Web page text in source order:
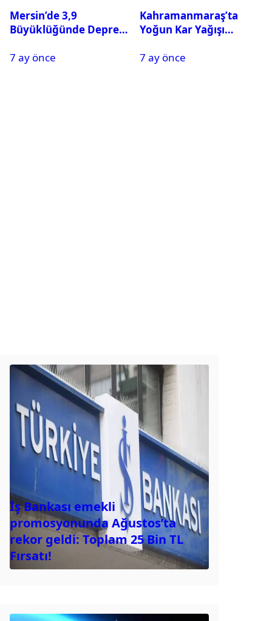
Mersin’de 3,9
Büyüklüğünde Deprem
7 ay önce
Kahramanmaraş’ta
Yoğun Kar Yağışı
Tatil
7 ay önce
İş Bankası emekli
promosyonunda Ağustos’ta
rekor geldi: Toplam 25 Bin TL
Fırsatı!